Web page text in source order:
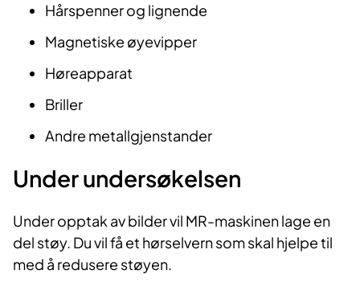
Hårspenner og lignende
Magnetiske øyevipper
Høreapparat
Briller
Andre metallgjenstander
Under undersøkelsen
Under opptak av bilder vil MR-maskinen lage en
del støy. Du vil få et hørselvern som skal hjelpe til
med å redusere støyen.